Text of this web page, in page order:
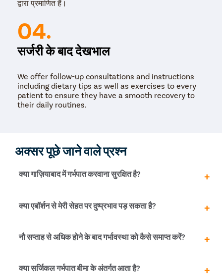
द्वारा प्रमाणित हैं।
04.
सर्जरी के बाद देखभाल
We offer follow-up consultations and instructions
including dietary tips as well as exercises to every
patient to ensure they have a smooth recovery to
their daily routines.
अक्सर पूछे जाने वाले प्रश्न
क्या गाज़ियाबाद में गर्भपात करवाना सुरक्षित है?
गाज़ियाबाद में एक सुरक्षित गर्भपात के लिए आपको सिर्फ एक प्रमाणित
और पंजीकृत क्लिनिक /अस्पताल का चयन करना चाहिए। गर्भपात की
स्त्री रोग विशेषज्ञ हैं। गाज़ियाबाद में सुरक्षित गर्भपात के बारे में अधिक
जानने के लिए आज ही Pristyn Care से संपर्क करें।
क्या एबॉर्शन से मेरी सेहत पर दुष्प्रभाव पड़ सकता है?
इसे सुरक्षित वातावारण में अनुभवी डॉक्टर द्वारा किया जाता है, जिससे
दवा या गोली का सेवन डॉक्टर की देख रेख में ही करें। गर्भपात के बाद
नौ सप्ताह से अधिक होने के बाद गर्भावस्था को कैसे समाप्त करें?
यदि आपकी गर्भावस्था नौ सप्ताह से अधिक हो गई है, तो डॉक्टर आपको
क्या सर्जिकल गर्भपात बीमा के अंतर्गत आता है?